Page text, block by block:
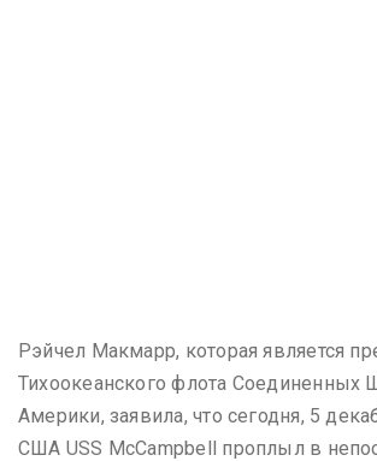
Рэйчел Макмарр, которая является
Тихоокеанского флота Соединенных
Америки, заявила, что сегодня, 5
США USS McCampbell проплыл в